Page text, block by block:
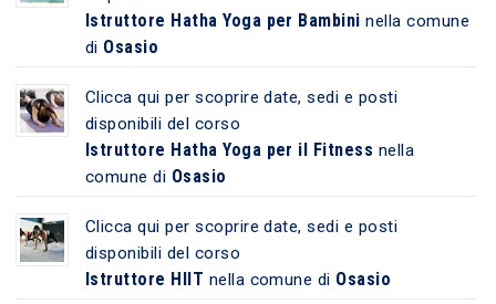
Istruttore Hatha Yoga per Bambini nella comune
di Osasio
Clicca qui per scoprire date, sedi e posti
disponibili del corso
Istruttore Hatha Yoga per il Fitness nella
comune di Osasio
Clicca qui per scoprire date, sedi e posti
disponibili del corso
Istruttore HIIT nella comune di Osasio